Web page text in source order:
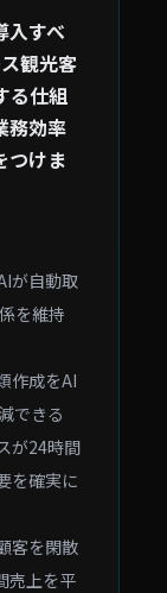
入すべ
観光客
る仕組
務効率
つけま
が自動取
を維持
作成をAI
できる
が24時間
を確実に
客を閑散
売上を平